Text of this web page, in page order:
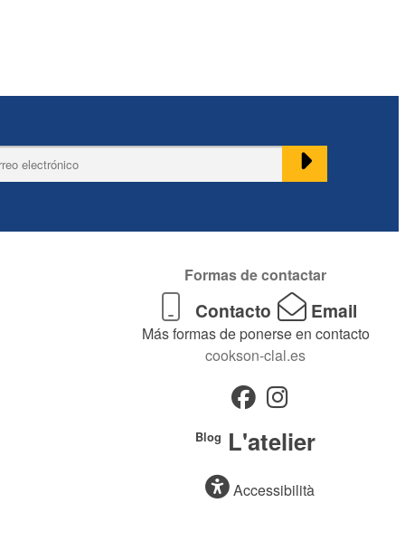
Formas de contactar
Contacto Email
Más formas de ponerse en contacto
cookson-clal.es
Blog L'atelier
Accessibilità